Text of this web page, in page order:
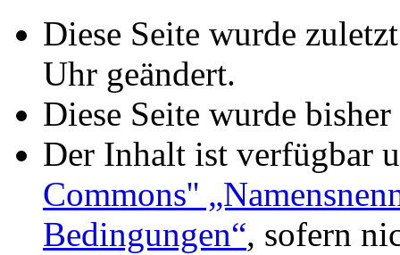
Diese Seite wurde
Uhr geändert.
Diese Seite wurde
Der Inhalt ist verfügbar
Commons''
Bedingungen“, sofern